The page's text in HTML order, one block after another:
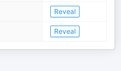
Reveal
Reveal